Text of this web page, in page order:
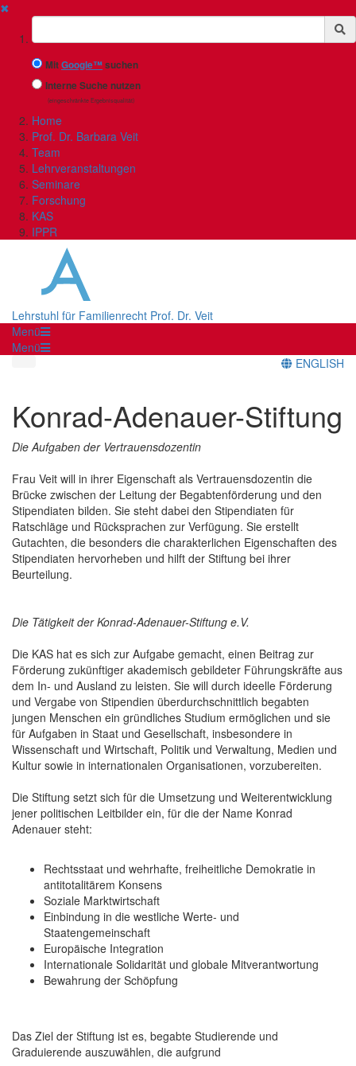
✖
Suchbegriff
MitGoogle™suchen
Interne Suche nutzen
(eingeschränkte Ergebnisqualität)
Home
Prof. Dr. Barbara Veit
Team
Lehrveranstaltungen
Seminare
Forschung
KAS
IPPR
Lehrstuhl für Familienrecht Prof. Dr. Veit
Menü
Menü
ENGLISH
Konrad-Adenauer-Stiftung
Die Aufgaben der Vertrauensdozentin
Frau Veit will in ihrer Eigenschaft als Vertrauensdozentin die
Brücke zwischen der Leitung der Begabtenförderung und den
Stipendiaten bilden. Sie steht dabei den Stipendiaten für
Ratschläge und Rücksprachen zur Verfügung. Sie erstellt
Gutachten, die besonders die charakterlichen Eigenschaften des
Stipendiaten hervorheben und hilft der Stiftung bei ihrer
Beurteilung.
Die Tätigkeit der Konrad-Adenauer-Stiftung e.V.
Die KAS hat es sich zur Aufgabe gemacht, einen Beitrag zur
Förderung zukünftiger akademisch gebildeter Führungskräfte aus
dem In- und Ausland zu leisten. Sie will durch ideelle Förderung
und Vergabe von Stipendien überdurchschnittlich begabten
jungen Menschen ein gründliches Studium ermöglichen und sie
für Aufgaben in Staat und Gesellschaft, insbesondere in
Wissenschaft und Wirtschaft, Politik und Verwaltung, Medien und
Kultur sowie in internationalen Organisationen, vorzubereiten.
Die Stiftung setzt sich für die Umsetzung und Weiterentwicklung
jener politischen Leitbilder ein, für die der Name Konrad
Adenauer steht:
Rechtsstaat und wehrhafte, freiheitliche Demokratie in
antitotalitärem Konsens
Soziale Marktwirtschaft
Einbindung in die westliche Werte- und
Staatengemeinschaft
Europäische Integration
Internationale Solidarität und globale Mitverantwortung
Bewahrung der Schöpfung
Das Ziel der Stiftung ist es, begabte Studierende und
Graduierende auszuwählen, die aufgrund